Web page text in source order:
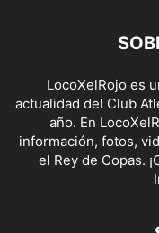
LocoXelRojo es
actualidad del Club
año. En
información, fotos,
el Rey de Copas.